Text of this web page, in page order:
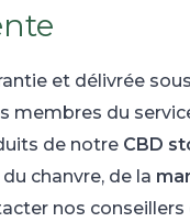
et délivrée
membres du
de notre CBD
chanvre, de la
nos